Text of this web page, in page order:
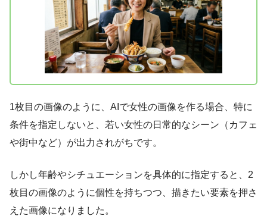
1枚目の画像のように、AIで女性の画像を作る場合、特に
条件を指定しないと、若い女性の日常的なシーン（カフェ
や街中など）が出力されがちです。
しかし年齢やシチュエーションを具体的に指定すると、2
枚目の画像のように個性を持ちつつ、描きたい要素を押さ
えた画像になりました。